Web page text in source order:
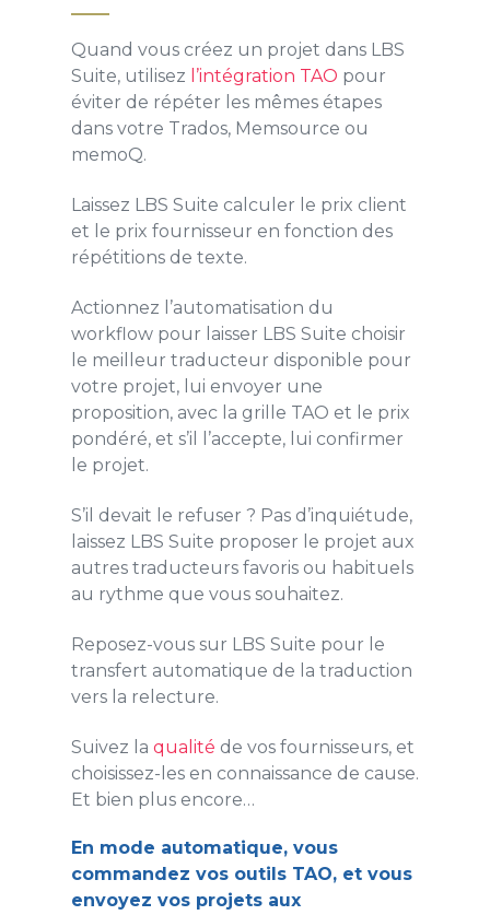
Quand vous créez un projet dans LBS
Suite, utilisez l’intégration TAO pour
éviter de répéter les mêmes étapes
dans votre Trados, Memsource ou
memoQ.
Laissez LBS Suite calculer le prix client
et le prix fournisseur en fonction des
répétitions de texte.
Actionnez l’automatisation du
workflow pour laisser LBS Suite choisir
le meilleur traducteur disponible pour
votre projet, lui envoyer une
proposition, avec la grille TAO et le prix
pondéré, et s’il l’accepte, lui confirmer
le projet.
S’il devait le refuser ? Pas d’inquiétude,
laissez LBS Suite proposer le projet aux
autres traducteurs favoris ou habituels
au rythme que vous souhaitez.
Reposez-vous sur LBS Suite pour le
transfert automatique de la traduction
vers la relecture.
Suivez la qualité de vos fournisseurs, et
choisissez-les en connaissance de cause.
Et bien plus encore…
En mode automatique, vous
commandez vos outils TAO, et vous
envoyez vos projets aux